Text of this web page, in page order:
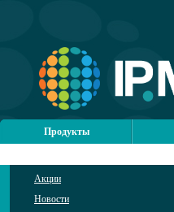
Продукты
Акции
Новости